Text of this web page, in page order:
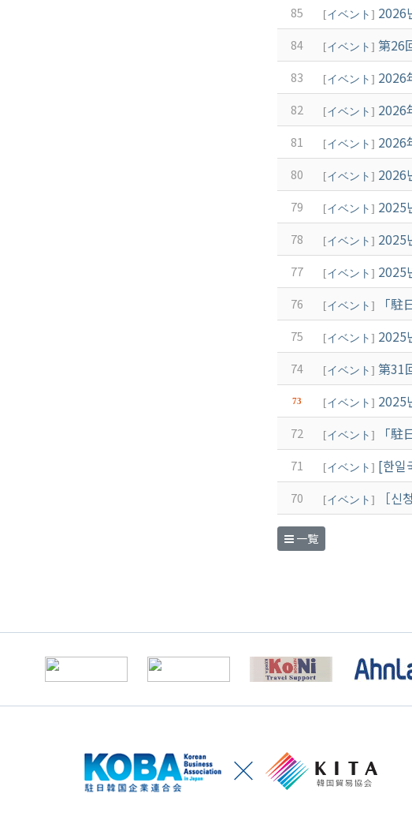
85 [イベント] 2026
84 [イベント] 第26
83 [イベント] 2026
82 [イベント] 2026
81 [イベント] 2026
80 [イベント] 2026
79 [イベント] 2025
78 [イベント] 2025
77 [イベント] 2025
76 [イベント] 「
75 [イベント] 2025
74 [イベント] 第31
73 [イベント] 2025
72 [イベント] 「
71 [イベント] [한일
70 [イベント] ［
一覧